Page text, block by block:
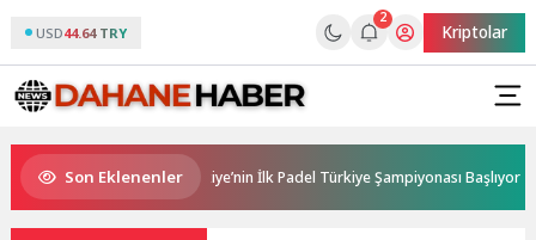
USD44.64 TRY
2
Kriptolar
Son Eklenenler
Sponsorluğunda Türkiye’nin İlk Padel Türkiye Şampiyonası Başlıyor